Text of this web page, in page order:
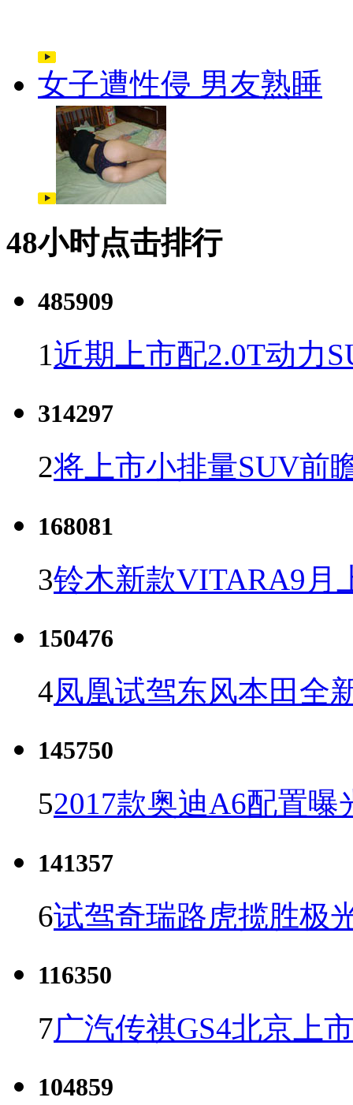
女子遭性侵 男友熟睡
48小时点击排行
485909
1近期上市配2.0T动力
314297
2将上市小排量SUV前
168081
3铃木新款VITARA9月
150476
4凤凰试驾东风本田全
145750
52017款奥迪A6配置曝
141357
6试驾奇瑞路虎揽胜极
116350
7广汽传祺GS4北京上
104859